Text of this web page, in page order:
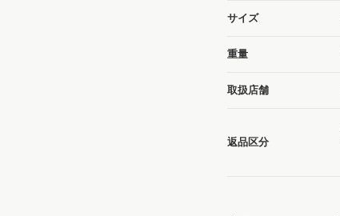
サイズ
重量
取扱店舗
返品区分